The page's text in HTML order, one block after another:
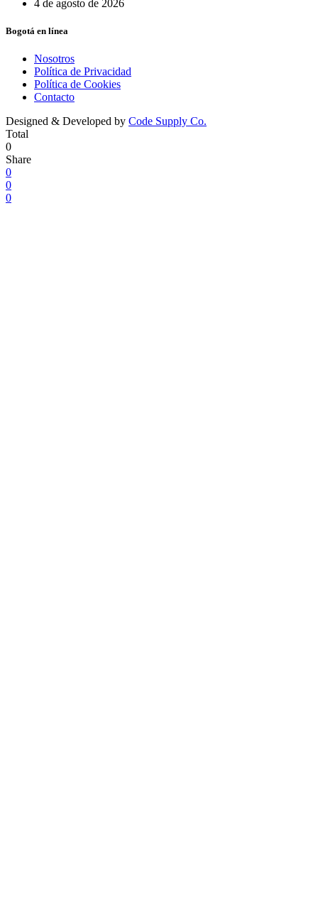
4 de agosto de 2026
Bogotá en línea
Nosotros
Política de Privacidad
Política de Cookies
Contacto
Designed & Developed by Code Supply Co.
Total
0
Share
0
0
0